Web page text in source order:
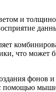
и
что может
фонов
помощью